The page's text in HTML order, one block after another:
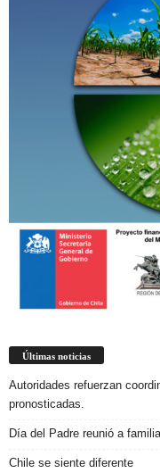
Últimas noticias
Autoridades refuerzan
pronosticadas.
Día del Padre reunió a
Chile se siente diferente